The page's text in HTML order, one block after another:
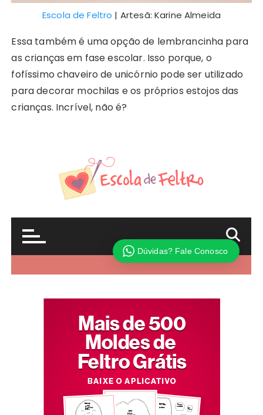
Escola de Feltro | Artesã: Karine Almeida
Essa também é uma opção de lembrancinha para
as crianças em fase escolar. Isso porque, o
fofíssimo chaveiro de unicórnio pode ser utilizado
para decorar mochilas e os próprios estojos das
crianças. Incrível, não é?